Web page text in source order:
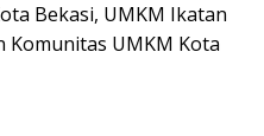
Bekasi, UMKM Ikatan
Komunitas UMKM Kota